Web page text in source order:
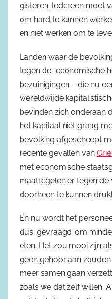
gisteren. Iedereen moet
om hard te kunnen
en niet werken om te
Landen waar de
tegen de “economische
bezuinigingen – die nu
wereldwijde
bevinden zich onderaan
het kapitaal niet graag
bevolking afgescheept
recente gevallen van
met economische
maatregelen er tegen de
doorheen te kunnen
En nu wordt het
dus ‘gevraagd’ om
eten. Het zou mooi zijn
geen gehoor aan
meer samen gaan
zoals we dat zelf willen.